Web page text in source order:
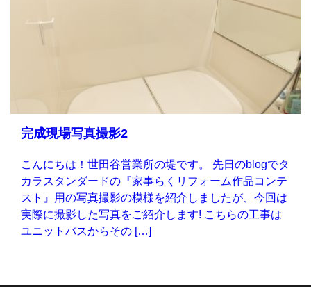
完成現場写真撮影2
こんにちは！世田谷営業所の堤です。 先日のblogでタ
カラスタンダードの『家事らくリフォーム作品コンテ
スト』用の写真撮影の模様を紹介しましたが、今回は
実際に撮影した写真をご紹介します! こちらの工事は
ユニットバスからその […]